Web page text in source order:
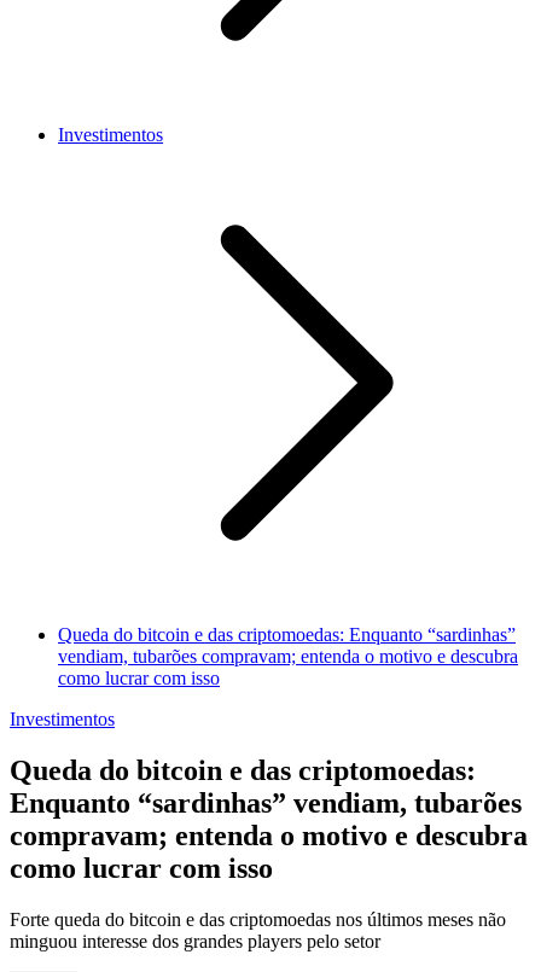
Investimentos
Queda do bitcoin e das criptomoedas: Enquanto “sardinhas”
vendiam, tubarões compravam; entenda o motivo e descubra
como lucrar com isso
Investimentos
Queda do bitcoin e das criptomoedas:
Enquanto “sardinhas” vendiam, tubarões
compravam; entenda o motivo e descubra
como lucrar com isso
Forte queda do bitcoin e das criptomoedas nos últimos meses não
minguou interesse dos grandes players pelo setor